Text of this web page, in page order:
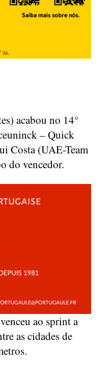
acabou no 14°
– Quick
Costa (UAE-Team
do vencedor.
ao sprint a
as cidades de